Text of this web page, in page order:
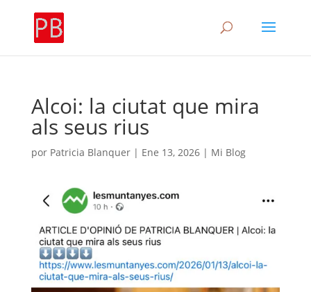
Alcoi: la ciutat que mira
als seus rius
por Patricia Blanquer| Ene 13, 2026| Mi Blog